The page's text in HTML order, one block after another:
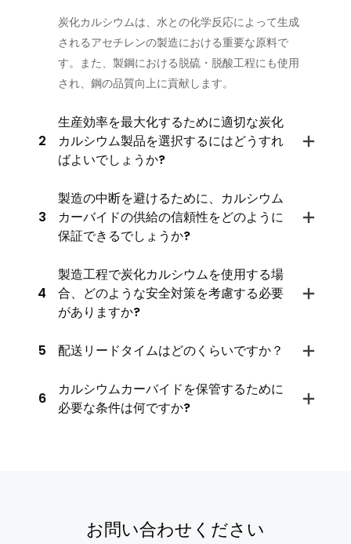
炭化カルシウムは、水との化学反応によって生成
されるアセチレンの製造における重要な原料で
す。また、製鋼における脱硫・脱酸工程にも使用
され、鋼の品質向上に貢献します。
2
生産効率を最大化するために適切な炭化
カルシウム製品を選択するにはどうすれ
ばよいでしょうか?
3
製造の中断を避けるために、カルシウム
カーバイドの供給の信頼性をどのように
保証できるでしょうか?
4
製造工程で炭化カルシウムを使用する場
合、どのような安全対策を考慮する必要
がありますか?
5 配送リードタイムはどのくらいですか？
6
カルシウムカーバイドを保管するために
必要な条件は何ですか?
お問い合わせください